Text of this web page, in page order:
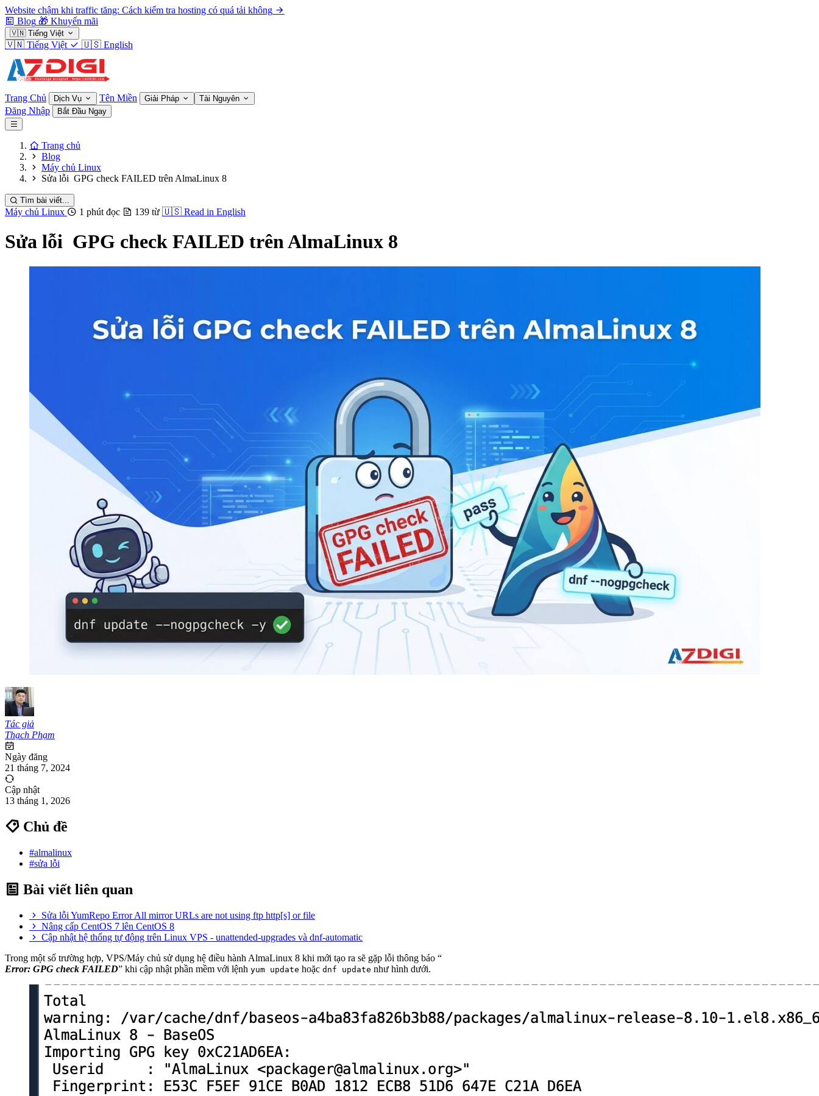
Website chậm khi traffic tăng: Cách kiểm tra hosting có quá tải không
Blog 🎁 Khuyến mãi
🇻🇳 Tiếng Việt
🇻🇳 Tiếng Việt 🇺🇸 English
Trang Chủ Dịch Vụ Tên Miền Giải Pháp Tài Nguyên
Đăng Nhập Bắt Đầu Ngay
Trang chủ
Blog
Máy chủ Linux
Sửa lỗi GPG check FAILED trên AlmaLinux 8
Tìm bài viết...
Máy chủ Linux 1 phút đọc 139 từ 🇺🇸 Read in English
Sửa lỗi GPG check FAILED trên AlmaLinux 8
Tác giả
Thạch Phạm
Ngày đăng
21 tháng 7, 2024
Cập nhật
13 tháng 1, 2026
Chủ đề
#almalinux
#sửa lỗi
Bài viết liên quan
Sửa lỗi YumRepo Error All mirror URLs are not using ftp http[s] or file
Nâng cấp CentOS 7 lên CentOS 8
Cập nhật hệ thống tự động trên Linux VPS - unattended-upgrades và dnf-automatic
Trong một số trường hợp, VPS/Máy chủ sử dụng hệ điều hành AlmaLinux 8 khi mới tạo ra sẽ gặp lỗi thông báo “
Error: GPG check FAILED” khi cập nhật phần mềm với lệnh yum update hoặc dnf update như hình dưới.